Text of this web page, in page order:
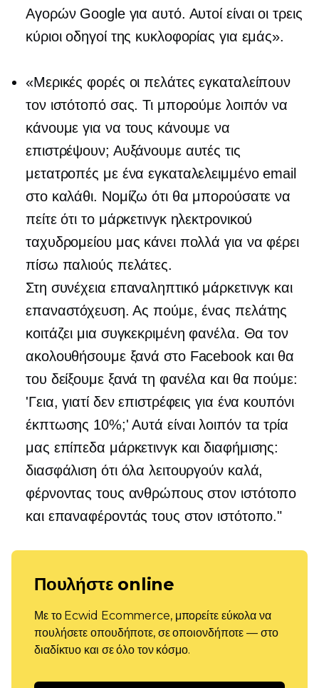
Αγορών Google για αυτό. Αυτοί είναι οι τρεις
κύριοι οδηγοί της κυκλοφορίας για εμάς».
«Μερικές φορές οι πελάτες εγκαταλείπουν
τον ιστότοπό σας. Τι μπορούμε λοιπόν να
κάνουμε για να τους κάνουμε να
επιστρέψουν; Αυξάνουμε αυτές τις
μετατροπές με ένα εγκαταλελειμμένο email
στο καλάθι. Νομίζω ότι θα μπορούσατε να
πείτε ότι το μάρκετινγκ ηλεκτρονικού
ταχυδρομείου μας κάνει πολλά για να φέρει
πίσω παλιούς πελάτες.
Στη συνέχεια επαναληπτικό μάρκετινγκ και
επαναστόχευση. Ας πούμε, ένας πελάτης
κοιτάζει μια συγκεκριμένη φανέλα. Θα τον
ακολουθήσουμε ξανά στο Facebook και θα
του δείξουμε ξανά τη φανέλα και θα πούμε:
'Γεια, γιατί δεν επιστρέφεις για ένα κουπόνι
έκπτωσης 10%;' Αυτά είναι λοιπόν τα τρία
μας επίπεδα μάρκετινγκ και διαφήμισης:
διασφάλιση ότι όλα λειτουργούν καλά,
φέρνοντας τους ανθρώπους στον ιστότοπο
και επαναφέροντάς τους στον ιστότοπο."
Πουλήστε online
Με το Ecwid Ecommerce, μπορείτε εύκολα να
πουλήσετε οπουδήποτε, σε οποιονδήποτε — στο
διαδίκτυο και σε όλο τον κόσμο.